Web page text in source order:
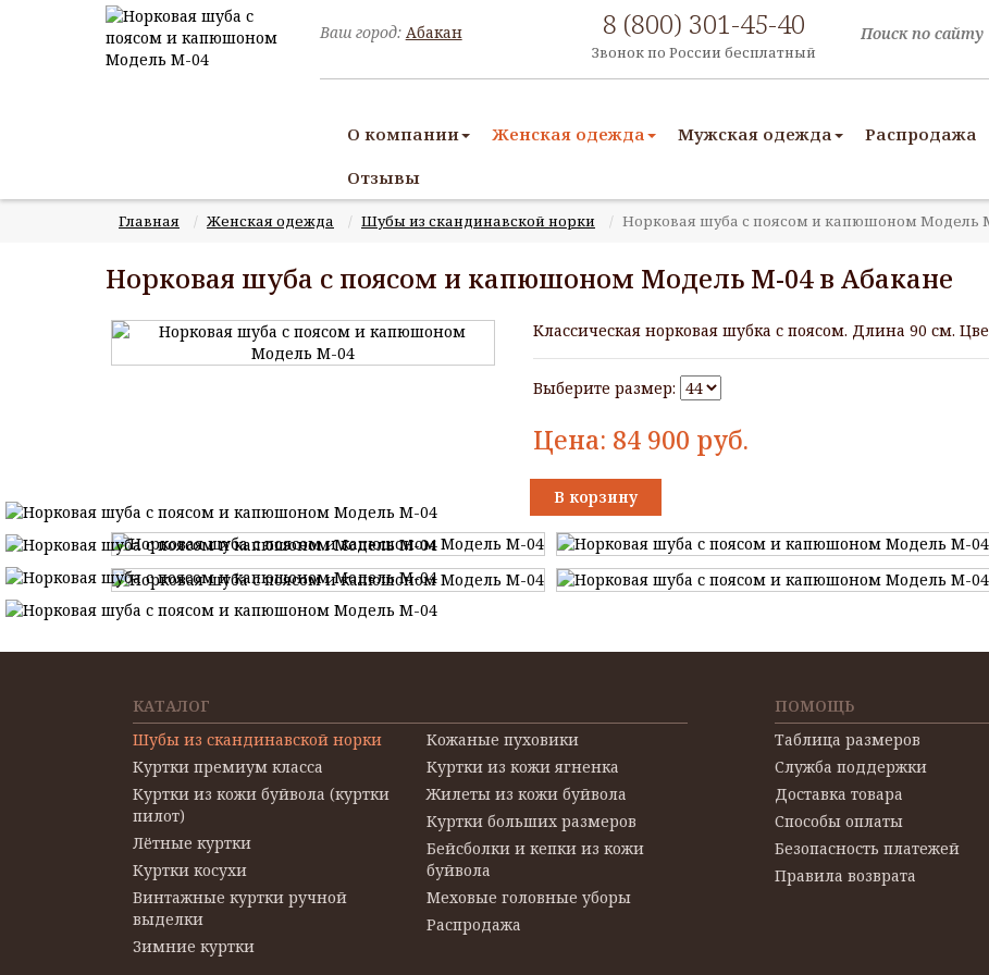
Ваш город: Абакан 8 (800) 301-45-40
Звонок по России бесплатный
О компании Женская одежда Мужская одежда Распродажа
Отзывы
Главная Женская одежда Шубы из скандинавской норки Норковая шуба с поясом и капюшоном Модель
Норковая шуба с поясом и капюшоном Модель М-04 в Абакане
Классическая норковая шубка с поясом. Длина 90 см.
Выберите размер:
Цена: 84 900 руб.
В корзину
КАТАЛОГ
Шубы из скандинавской норки
Куртки премиум класса
Куртки из кожи буйвола (куртки
пилот)
Лётные куртки
Куртки косухи
Винтажные куртки ручной
выделки
Зимние куртки
Кожаные пуховики
Куртки из кожи ягненка
Жилеты из кожи буйвола
Куртки больших размеров
Бейсболки и кепки из кожи
буйвола
Меховые головные уборы
Распродажа
ПОМОЩЬ
Таблица размеров
Служба поддержки
Доставка товара
Способы оплаты
Безопасность платежей
Правила возврата